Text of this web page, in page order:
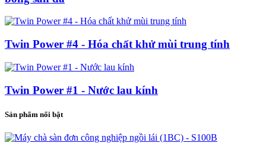
Twin Power #4 - Hóa chất khử mùi trung tính
Twin Power #1 - Nước lau kính
Sản phẩm nổi bật